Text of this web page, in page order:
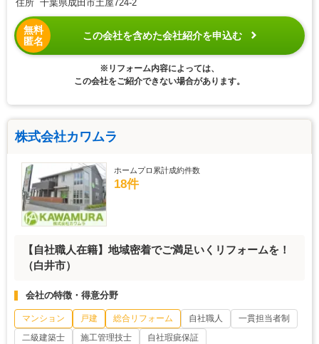
住所 千葉県成田市土屋724-2
無料
匿名
この会社を含めた会社紹介を申込む
※リフォーム内容によっては、
この会社をご紹介できない場合があります。
株式会社カワムラ
ホームプロ累計成約件数
18件
【自社職人在籍】地域密着でご満足いくリフォームを！
（白井市）
会社の特徴・得意分野
マンション 戸建 総合リフォーム 自社職人
一貫担当者制
二級建築士
施工管理技士 自社瑕疵保証